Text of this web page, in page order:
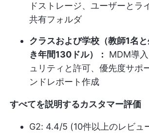
ドストレージ、ユーザーとラ
共有フォルダ
クラスおよび学校（教師1名
き年間130ドル）：
MDM導
ュリティと許可、優先度サポ
ンドレポート作成
すべてを説明するカスタマー評価
G2: 4.4/5 (10件以上のレビュ